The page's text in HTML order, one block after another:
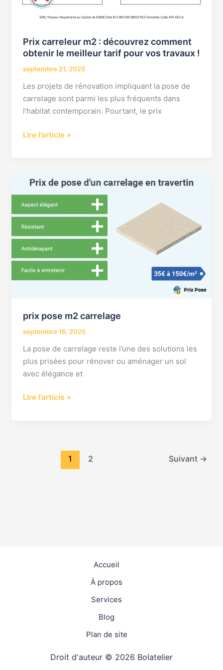
Prix carreleur m2 : découvrez comment
obtenir le meilleur tarif pour vos travaux !
septembre 21, 2025
Les projets de rénovation impliquant la pose de
carrelage sont parmi les plus fréquents dans
l’habitat contemporain. Pourtant, le prix
Lire l’article »
prix pose m2 carrelage
septembre 16, 2025
La pose de carrelage reste l’une des solutions les
plus prisées pour rénover ou aménager un sol
avec élégance et
prix
m2
carrelage
Lire l’article »
1 2 Suivant →
Accueil
À propos
Services
Blog
Plan de site
Droit d'auteur © 2026 Bolatelier